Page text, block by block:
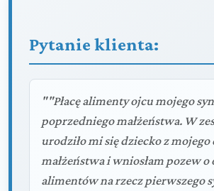
Pytanie klienta:
""Płacę alimenty ojcu mojego
poprzedniego małżeństwa. W
urodziło mi się dziecko z
małżeństwa i wniosłam pozew o
alimentów na rzecz pierwszego